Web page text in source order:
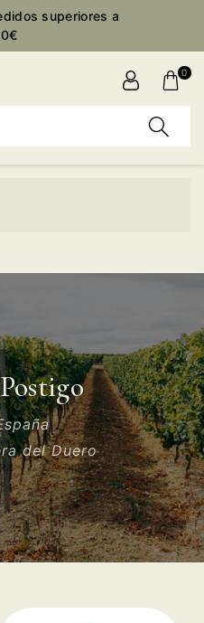
superiores a
0
del Duero